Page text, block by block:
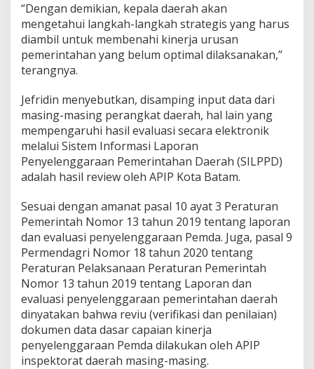
“Dengan demikian, kepala daerah akan
mengetahui langkah-langkah strategis yang harus
diambil untuk membenahi kinerja urusan
pemerintahan yang belum optimal dilaksanakan,”
terangnya.
Jefridin menyebutkan, disamping input data dari
masing-masing perangkat daerah, hal lain yang
mempengaruhi hasil evaluasi secara elektronik
melalui Sistem Informasi Laporan
Penyelenggaraan Pemerintahan Daerah (SILPPD)
adalah hasil review oleh APIP Kota Batam.
Sesuai dengan amanat pasal 10 ayat 3 Peraturan
Pemerintah Nomor 13 tahun 2019 tentang laporan
dan evaluasi penyelenggaraan Pemda. Juga, pasal 9
Permendagri Nomor 18 tahun 2020 tentang
Peraturan Pelaksanaan Peraturan Pemerintah
Nomor 13 tahun 2019 tentang Laporan dan
evaluasi penyelenggaraan pemerintahan daerah
dinyatakan bahwa reviu (verifikasi dan penilaian)
dokumen data dasar capaian kinerja
penyelenggaraan Pemda dilakukan oleh APIP
inspektorat daerah masing-masing.